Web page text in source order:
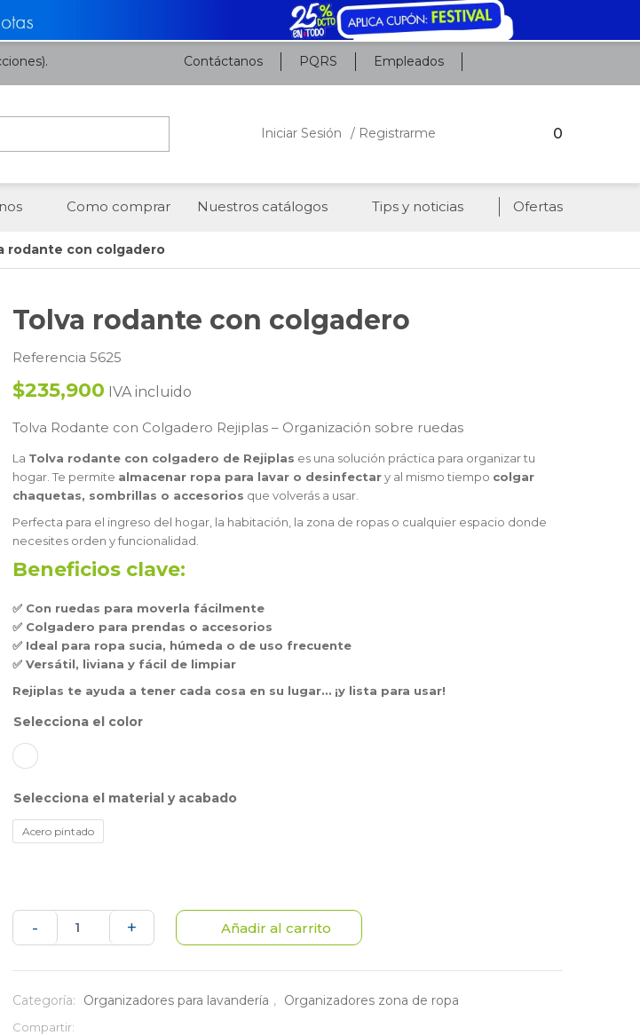
Contáctanos PQRS Empleados
Iniciar Sesión / Registrarme 0
Como comprar Nuestros catálogos Tips y noticias Ofertas
rodante con colgadero
Tolva rodante con colgadero
Referencia 5625
$235,900 IVA incluido
Tolva Rodante con Colgadero Rejiplas – Organización sobre ruedas
La Tolva rodante con colgadero de Rejiplas es una solución práctica para organizar tu
hogar. Te permite almacenar ropa para lavar o desinfectary al mismo tiempo colgar
chaquetas, sombrillas o accesorios que volverás a usar.
Perfecta para el ingreso del hogar, la habitación, la zona de ropas o cualquier espacio donde
necesites orden y funcionalidad.
Beneficios clave:
✅ Con ruedas para moverla fácilmente
✅ Colgadero para prendas o accesorios
✅ Ideal para ropa sucia, húmeda o de uso frecuente
✅ Versátil, liviana y fácil de limpiar
Rejiplas te ayuda a tener cada cosa en su lugar… ¡y lista para usar!
color
material y acabado
Acero pintado
-
con
+ Añadir al carrito
Categoría: Organizadores para lavandería , Organizadores zona de ropa
Compartir: